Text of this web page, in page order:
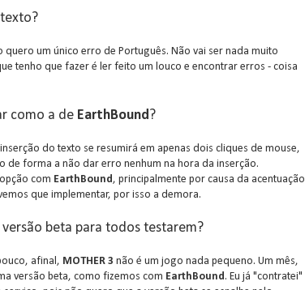
quero um único erro de Português. Não vai ser nada muito
tenho que fazer é ler feito um louco e encontrar erros - coisa
como a de EarthBound?
do texto se resumirá em apenas dois cliques de mouse,
forma a não dar erro nenhum na hora da inserção.
com EarthBound, principalmente por causa da acentuação
que implementar, por isso a demora.
versão beta para todos testarem?
afinal, MOTHER 3 não é um jogo nada pequeno. Um mês,
versão beta, como fizemos com EarthBound. Eu já "contratei"